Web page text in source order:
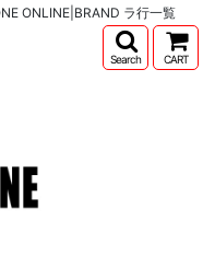
ONLINE|BRAND ラ行一覧
Search CART